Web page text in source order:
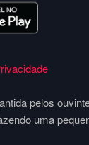
pelos
uma